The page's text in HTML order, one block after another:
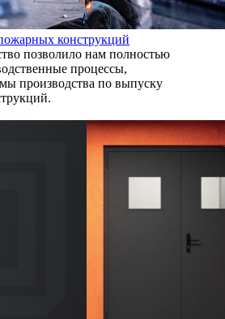
конструкций
позволило нам полностью
процессы,
производства по выпуску